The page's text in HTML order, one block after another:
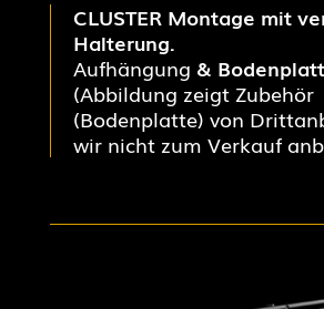
CLUSTER Montage mit
Halterung.
Aufhängung &
(Abbildung zeigt Zubehör
(Bodenplatte) von
wir nicht zum Verkauf